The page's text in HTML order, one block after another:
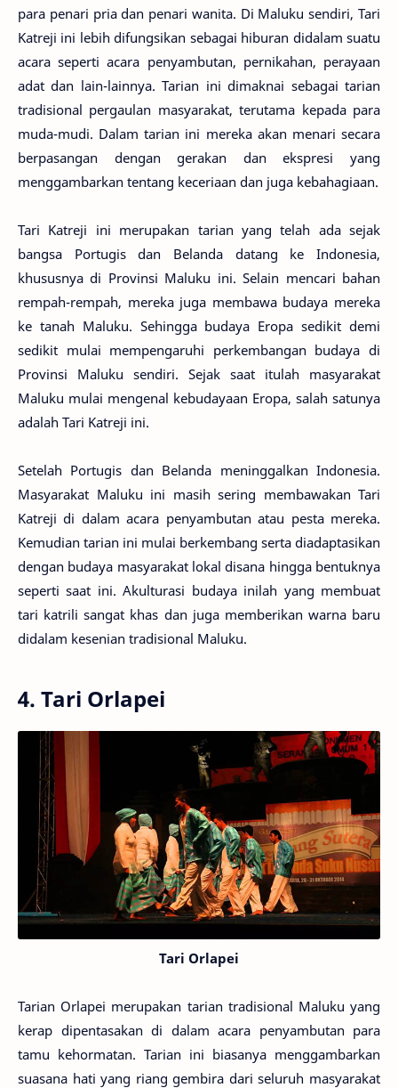
para penari pria dan penari wanita. Di Maluku sendiri, Tari
Katreji ini lebih difungsikan sebagai hiburan didalam suatu
acara seperti acara penyambutan, pernikahan, perayaan
adat dan lain-lainnya. Tarian ini dimaknai sebagai tarian
tradisional pergaulan masyarakat, terutama kepada para
muda-mudi. Dalam tarian ini mereka akan menari secara
berpasangan dengan gerakan dan ekspresi yang
menggambarkan tentang keceriaan dan juga kebahagiaan.
Tari Katreji ini merupakan tarian yang telah ada sejak
bangsa Portugis dan Belanda datang ke Indonesia,
khususnya di Provinsi Maluku ini. Selain mencari bahan
rempah-rempah, mereka juga membawa budaya mereka
ke tanah Maluku. Sehingga budaya Eropa sedikit demi
sedikit mulai mempengaruhi perkembangan budaya di
Provinsi Maluku sendiri. Sejak saat itulah masyarakat
Maluku mulai mengenal kebudayaan Eropa, salah satunya
adalah Tari Katreji ini.
Setelah Portugis dan Belanda meninggalkan Indonesia.
Masyarakat Maluku ini masih sering membawakan Tari
Katreji di dalam acara penyambutan atau pesta mereka.
Kemudian tarian ini mulai berkembang serta diadaptasikan
dengan budaya masyarakat lokal disana hingga bentuknya
seperti saat ini. Akulturasi budaya inilah yang membuat
tari katrili sangat khas dan juga memberikan warna baru
didalam kesenian tradisional Maluku.
4. Tari Orlapei
Tari Orlapei
Tarian Orlapei merupakan tarian tradisional Maluku yang
kerap dipentasakan di dalam acara penyambutan para
tamu kehormatan. Tarian ini biasanya menggambarkan
suasana hati yang riang gembira dari seluruh masyarakat